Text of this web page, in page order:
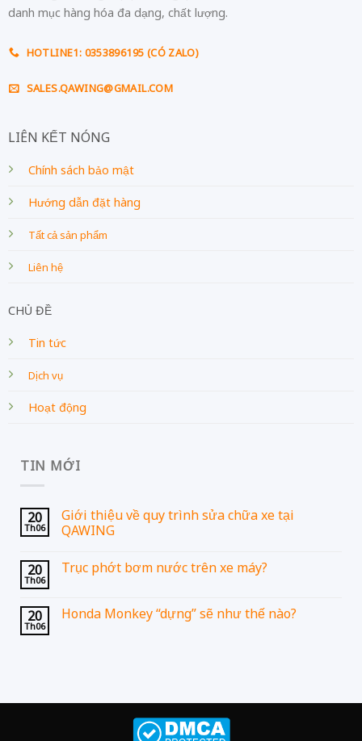
danh mục hàng hóa đa dạng, chất lượng.
HOTLINE1: 0353896195 (CÓ ZALO)
SALES.QAWING@GMAIL.COM
LIÊN KẾT NÓNG
Chính sách bảo mật
Hướng dẫn đặt hàng
Tất cả sản phẩm
Liên hệ
CHỦ ĐỀ
Tin tức
Dịch vụ
Hoạt động
TIN MỚI
20
Th06
Giới thiệu về quy trình sửa chữa xe tại
QAWING
20
Th06
Trục phớt bơm nước trên xe máy?
20
Th06
Honda Monkey “dựng” sẽ như thế nào?